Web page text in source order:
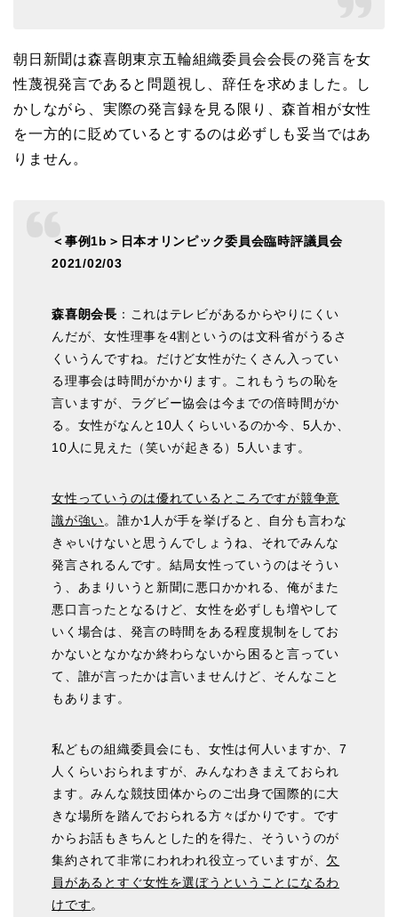
朝日新聞は森喜朗東京五輪組織委員会会長の発言を女
性蔑視発言であると問題視し、辞任を求めました。し
かしながら、実際の発言録を見る限り、森首相が女性
を一方的に貶めているとするのは必ずしも妥当ではあ
りません。
＜事例1b＞日本オリンピック委員会臨時評議員会
2021/02/03
森喜朗会長 ：これはテレビがあるからやりにくい
んだが、女性理事を4割というのは文科省がうるさ
くいうんですね。だけど女性がたくさん入ってい
る理事会は時間がかかります。これもうちの恥を
言いますが、ラグビー協会は今までの倍時間がか
る。女性がなんと10人くらいいるのか今、5人か、
10人に見えた（笑いが起きる）5人います。
女性っていうのは優れているところですが競争意
識が強い。誰か1人が手を挙げると、自分も言わな
きゃいけないと思うんでしょうね、それでみんな
発言されるんです。結局女性っていうのはそうい
う、あまりいうと新聞に悪口かかれる、俺がまた
悪口言ったとなるけど、女性を必ずしも増やして
いく場合は、発言の時間をある程度規制をしてお
かないとなかなか終わらないから困ると言ってい
て、誰が言ったかは言いませんけど、そんなこと
もあります。
私どもの組織委員会にも、女性は何人いますか、7
人くらいおられますが、みんなわきまえておられ
ます。みんな競技団体からのご出身で国際的に大
きな場所を踏んでおられる方々ばかりです。です
からお話もきちんとした的を得た、そういうのが
集約されて非常にわれわれ役立っていますが、 欠
員があるとすぐ女性を選ぼうということになるわ
けです。